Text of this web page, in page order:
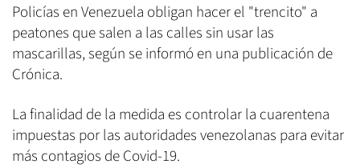
Policías en Venezuela obligan hacer el "trencito" a
peatones que salen a las calles sin usar las
mascarillas, según se informó en una publicación de
Crónica.
La finalidad de la medida es controlar la cuarentena
impuestas por las autoridades venezolanas para evitar
más contagios de Covid-19.